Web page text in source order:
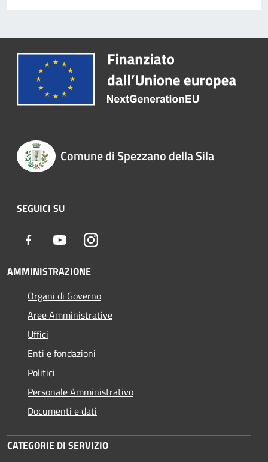
Comune di Spezzano della Sila
SEGUICI SU
Facebook YoutubeInstagram
AMMINISTRAZIONE
Organi di Governo
Aree Amministrative
Uffici
Enti e fondazioni
Politici
Personale Amministrativo
Documenti e dati
CATEGORIE DI SERVIZIO